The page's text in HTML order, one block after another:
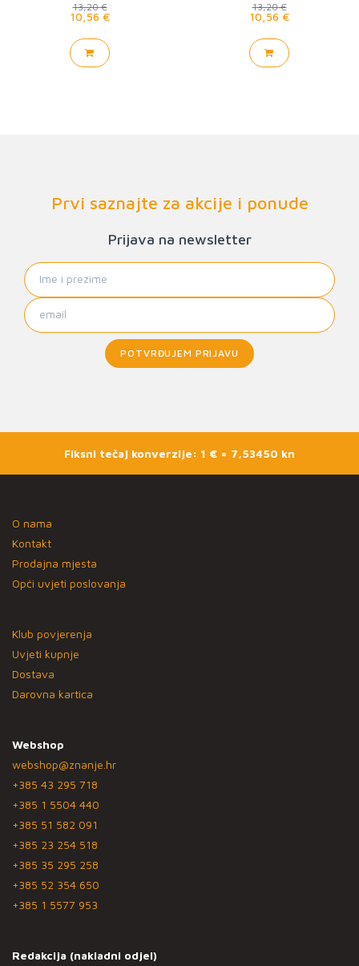
13,20 €
10,56 €
13,20 €
10,56 €
Prvi saznajte za akcije i ponude
Prijava na newsletter
POTVRĐUJEM PRIJAVU
Fiksni tečaj konverzije: 1 € = 7,53450 kn
O nama
Kontakt
Prodajna mjesta
Opći uvjeti poslovanja
Klub povjerenja
Uvjeti kupnje
Dostava
Darovna kartica
Webshop
webshop@znanje.hr
+385 43 295 718
+385 1 5504 440
+385 51 582 091
+385 23 254 518
+385 35 295 258
+385 52 354 650
+385 1 5577 953
Redakcija (nakladni odjel)